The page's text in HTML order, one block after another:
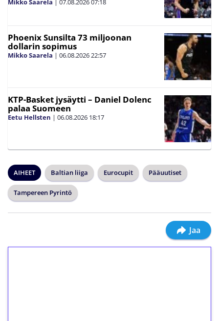
Mikko Saarela 07.08.202607:18
Phoenix Sunsilta 73 miljoonan
dollarin sopimus
Mikko Saarela | 06.08.202622:57
KTP-Basket jysäytti – Daniel Dolenc
palaa Suomeen
Eetu Hellsten | 06.08.2026 18:17
AIHEET Baltian liiga Eurocupit Pääuutiset
Tampereen Pyrintö
Jaa